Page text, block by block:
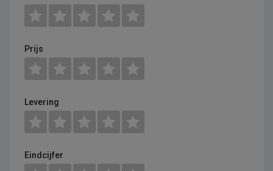
Prijs
Levering
Eindcijfer